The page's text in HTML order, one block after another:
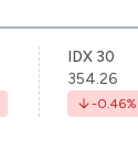
IDX 30
354.26
-0.46%